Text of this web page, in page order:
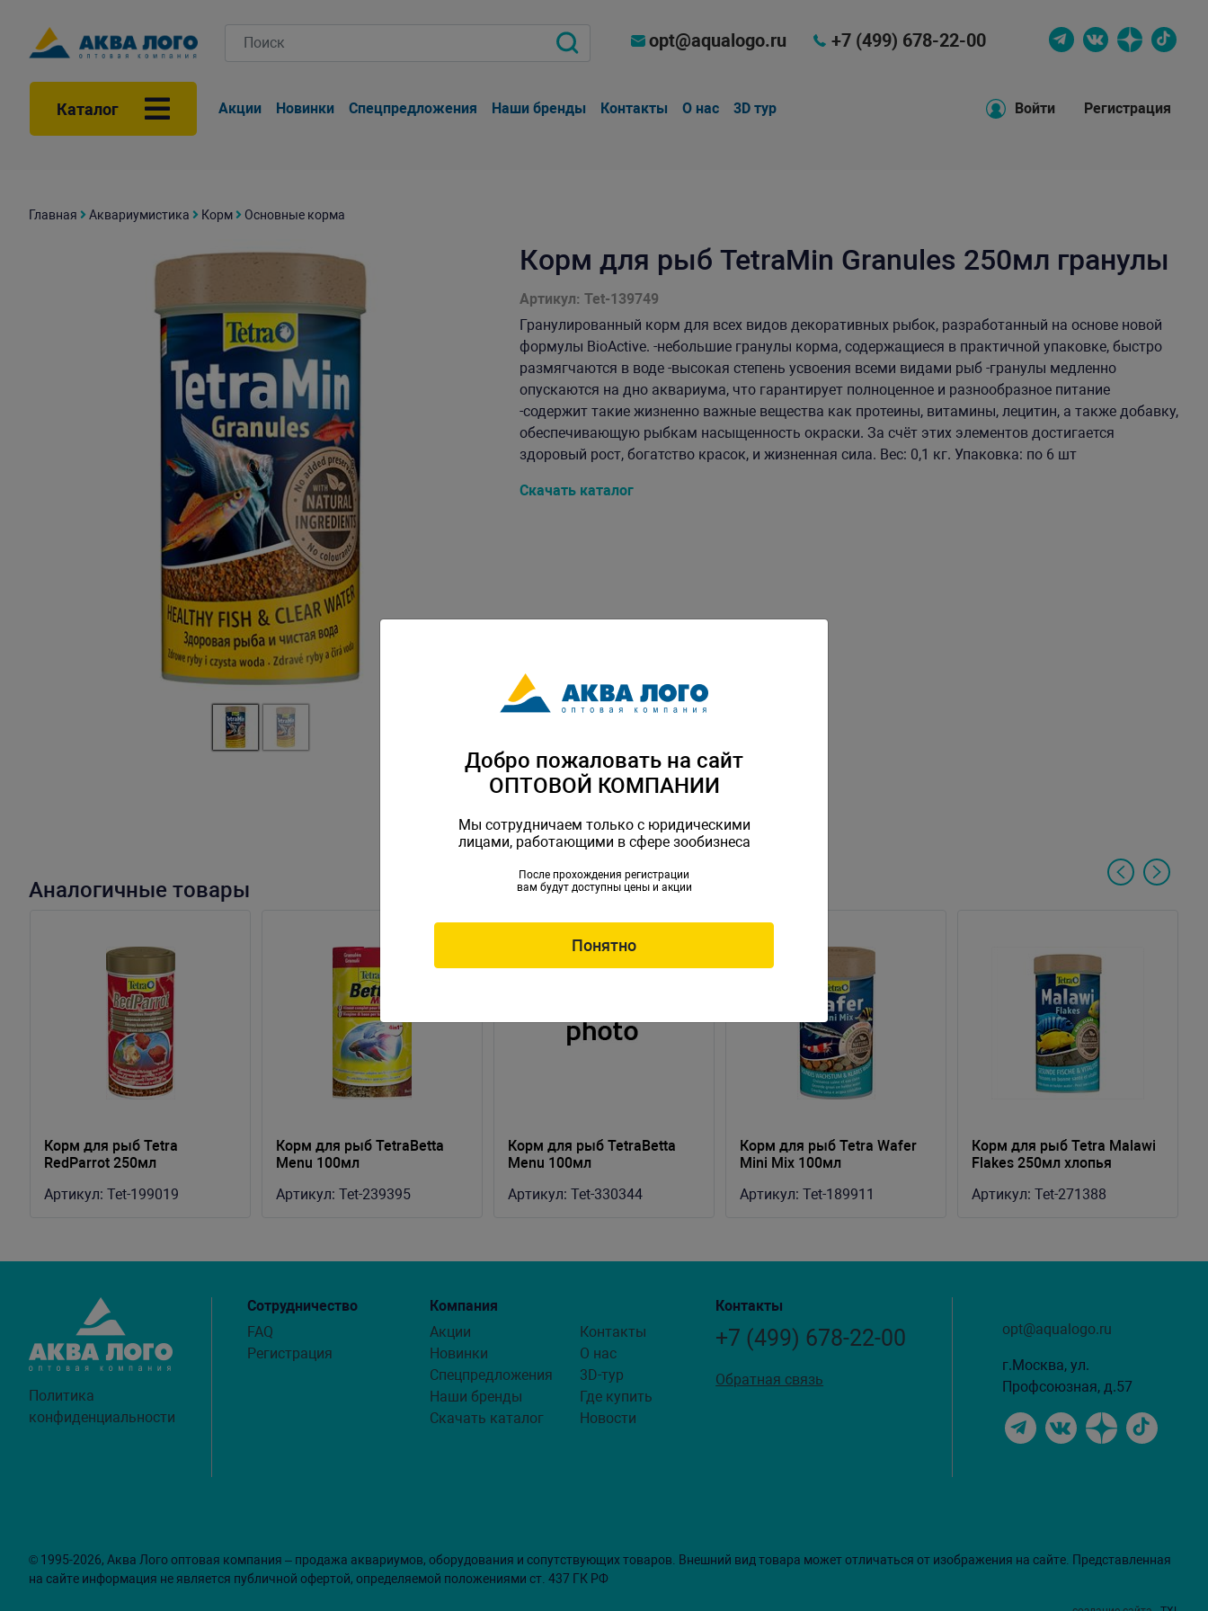
opt@aqualogo.ru +7 (499) 678-22-00
Каталог Акции Новинки Спецпредложения Наши бренды Контакты О нас 3D тур Войти Регистрация
Главная Аквариумистика Корм Основные корма
Корм для рыб TetraMin Granules 250мл гранулы
Артикул: Tet-139749
Гранулированный корм для всех видов декоративных рыбок, разработанный на основе новой
формулы BioActive. -небольшие гранулы корма, содержащиеся в практичной упаковке, быстро
размягчаются в воде -высокая степень усвоения всеми видами рыб -гранулы медленно
опускаются на дно аквариума, что гарантирует полноценное и разнообразное питание
-содержит такие жизненно важные вещества как протеины, витамины, лецитин, а также добавку,
обеспечивающую рыбкам насыщенность окраски. За счёт этих элементов достигается
здоровый рост, богатство красок, и жизненная сила. Вес: 0,1 кг. Упаковка: по 6 шт
Скачать каталог
Аналогичные товары
Корм для рыб Tetra
RedParrot 250мл
Артикул: Tet-199019
Корм для рыб TetraBetta
Menu 100мл
Артикул: Tet-239395
Корм для рыб TetraBetta
Menu 100мл
Артикул: Tet-330344
Корм для рыб Tetra Wafer
Mini Mix 100мл
Артикул: Tet-189911
Корм для рыб Tetra Malawi
Flakes 250мл хлопья
Артикул: Tet-271388
Политика
конфиденциальности
Сотрудничество
FAQ
Регистрация
Компания
Акции
Новинки
Спецпредложения
Наши бренды
Скачать каталог
Контакты
О нас
3D-тур
Где купить
Новости
Контакты
+7 (499) 678-22-00
Обратная связь
opt@aqualogo.ru
г.Москва, ул.
Профсоюзная, д.57
© 1995-2026, Аква Лого оптовая компания – продажа аквариумов, оборудования и сопутствующих товаров. Внешний вид товара может отличаться от изображения на сайте. Представленная
на сайте информация не является публичной офертой, определяемой положениями ст. 437 ГК РФ
Добро пожаловать на сайт
ОПТОВОЙ КОМПАНИИ
Мы сотрудничаем только с юридическими
лицами, работающими в сфере зообизнеса
После прохождения регистрации
вам будут доступны цены и акции
Понятно